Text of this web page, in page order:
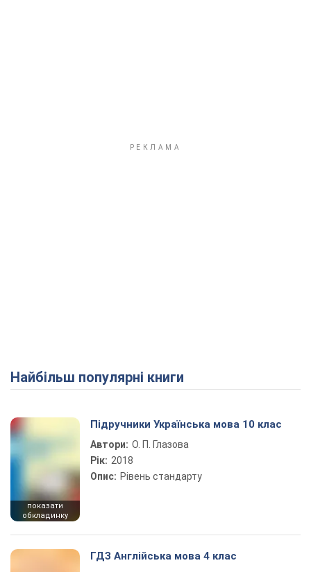
Найбільш популярні книги
показати
обкладинку
Підручники Українська мова 10 клас
Автори: О. П. Глазова
Рік: 2018
Опис: Рівень стандарту
ГДЗ Англійська мова 4 клас